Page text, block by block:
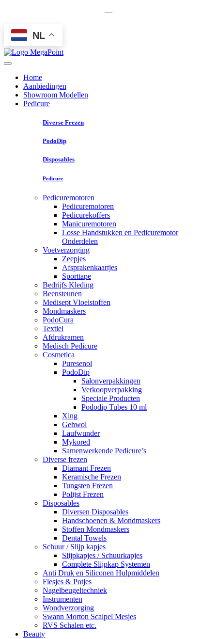
—
NL
Home
Aanbiedingen
Showroom Modellen
Pedicure
Diverse Frezen
PodoDip
Disposables
Pedicure
Pedicuremotoren
Pedicuremotoren
Pedicurekoffers
Manicuremotoren
Losse Handstukken en Pedicuremotor
Onderdelen
Voetverzorging
Zeepjes
Afsprakenkaartjes
Sporttape
Bedrijfs Kleding
Beensteunen
Medisept Vloeistoffen
Mondmaskers
PodoCura
Textiel
Afdrukramen
Medisch Pedicure
Cosmetica
Puresenol
PodoDip
Salonverpakkingen
Verkoopverpakking
Speciale Producten
Pododip Tubes 10 ml
Xing
Gehwol
Laufwunder
Mykored
Samenwerkende Pedicure’s
Diverse frezen
Diamant Frezen
Keramische Frezen
Tungsten Frezen
Polijst Frezen
Disposables
Diversen Disposables
Handschoenen & Mondmaskers
Stoffen Mondmaskers
Dental Towels
Schuur / Slijp kapjes
Slijpkapjes / Schuurkapjes
Complete Slijpkap Systemen
Anti Druk en Siliconen Hulpmiddelen
Flesjes & Potjes
Nagelbeugeltechniek
Instrumenten
Wondverzorging
Swann Morton Scalpel Mesjes
RVS Schalen etc.
Beauty